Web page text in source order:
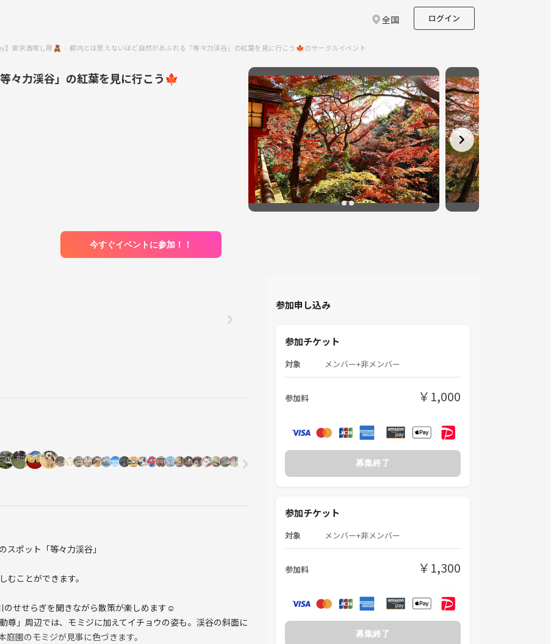
全国 ログイン
】東京満喫し隊🧸 都内とは思えないほど自然があふれる「等々力渓谷」の紅葉を見に行こう🍁のサークルイベント
々力渓谷」の紅葉を見に行こう🍁
今すぐイベントに参加！！
ポット「等々力渓谷」
ことができます。
せせらぎを聞きながら散策が楽しめます☺️
尊」周辺では、モミジに加えてイチョウの姿も。渓谷の斜面に
園のモミジが見事に色づきます。
参加申し込み
参加チケット
対象 メンバー+非メンバー
参加料 ￥1,000
募集終了
参加チケット
対象 メンバー+非メンバー
参加料 ￥1,300
募集終了